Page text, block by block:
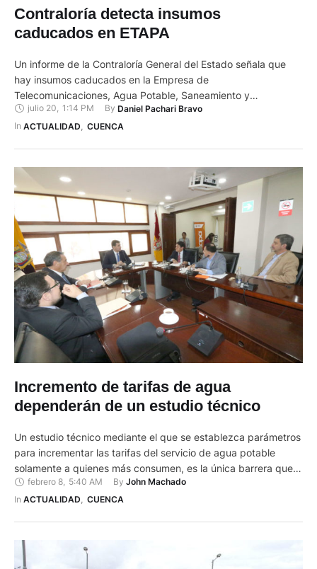
Contraloría detecta insumos
caducados en ETAPA
Un informe de la Contraloría General del Estado señala que
hay insumos caducados en la Empresa de
Telecomunicaciones, Agua Potable, Saneamiento y
Alcantarillado (ETAPA EP) que permanecen embodegados en
una de las reservas de la entidad. En el examen especial,
julio 20, 1:14 PM By Daniel Pachari Bravo
In ACTUALIDAD CUENCA
Incremento de tarifas de agua
dependerán de un estudio técnico
Un estudio técnico mediante el que se establezca parámetros
para incrementar las tarifas del servicio de agua potable
solamente a quienes más consumen, es la única barrera que
separa a los cuencanos de una nueva alza. El estudio busca
reducir el subsidio que la Empresa de Telecomunicaciones,
febrero 8 5:40 AM By John Machado
In ACTUALIDAD, CUENCA